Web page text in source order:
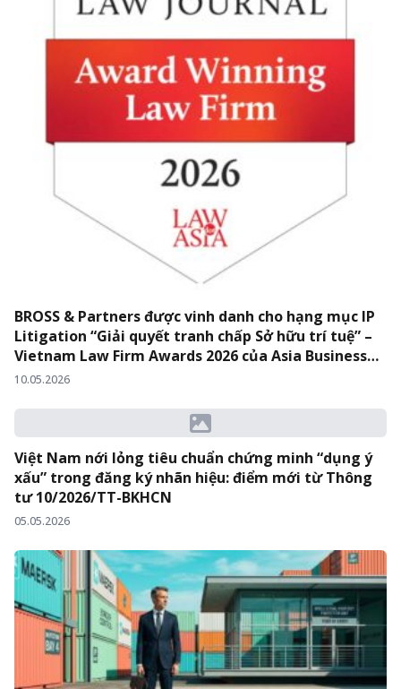
BROSS & Partners được vinh danh cho hạng mục IP
Litigation “Giải quyết tranh chấp Sở hữu trí tuệ” –
Vietnam Law Firm Awards 2026 của Asia Business
Law Journal
10.05.2026
Việt Nam nới lỏng tiêu chuẩn chứng minh “dụng ý
xấu” trong đăng ký nhãn hiệu: điểm mới từ Thông
tư 10/2026/TT-BKHCN
05.05.2026